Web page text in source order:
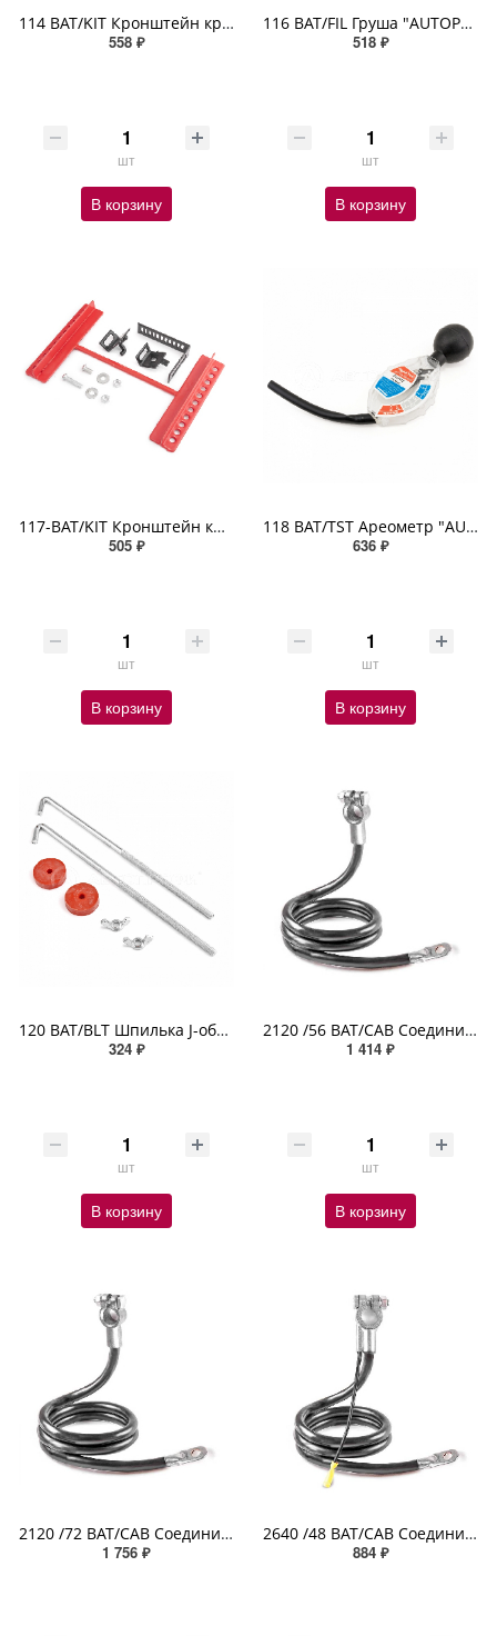
114 BAT/KIT Кронштейн крепления АКБ универсальн 2 шпильки J-образ L=25см фикс шайбами и барашк гайка
558 ₽
шт
В корзину
116 BAT/FIL Груша "AUTOPROFI" для заправки АКБ электролитом
518 ₽
шт
В корзину
117-BAT/KIT Кронштейн крепления АКБ универс для разл систем фиксации полностью изолир переходники
505 ₽
шт
В корзину
118 BAT/TST Ареометр "AUTOPROFI" электролита АКБ, с грушей, поплавковый
636 ₽
шт
В корзину
120 BAT/BLT Шпилька J-образ крепления штатного кронштейна АКБ фикс шайбой и барашк гайка L= 20см 2шт
324 ₽
шт
В корзину
2120 /56 BAT/CAB Соединительный провод АКБ 2GA площадь сечения жилы 31,1 мм2 клемма - болт, 142,24см
1 414 ₽
шт
В корзину
2120 /72 BAT/CAB Соединительный провод АКБ 2GA площадь сечения жилы 31,1 мм2 клемма - бол, 182,88см
1 756 ₽
2640 /48 BAT/CAB Соединительный провод 4GA площадь сечения 18,3 мм2 клемма болт доп выводом 121,92см
884 ₽